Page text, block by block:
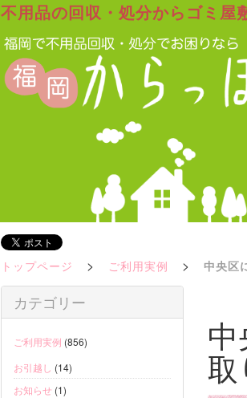
不用品の回収・処分からゴミ屋
トップページ > ご利用実例 > 中央区
カテゴリー
ご利用実例 (856)
お引越し (14)
お知らせ (1)
取